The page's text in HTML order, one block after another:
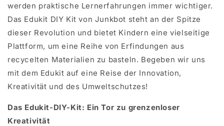
werden praktische Lernerfahrungen immer wichtiger.
Das Edukit DIY Kit von Junkbot steht an der Spitze
dieser Revolution und bietet Kindern eine vielseitige
Plattform, um eine Reihe von Erfindungen aus
recycelten Materialien zu basteln. Begeben wir uns
mit dem Edukit auf eine Reise der Innovation,
Kreativität und des Umweltschutzes!
Das Edukit-DIY-Kit: Ein Tor zu grenzenloser
Kreativität